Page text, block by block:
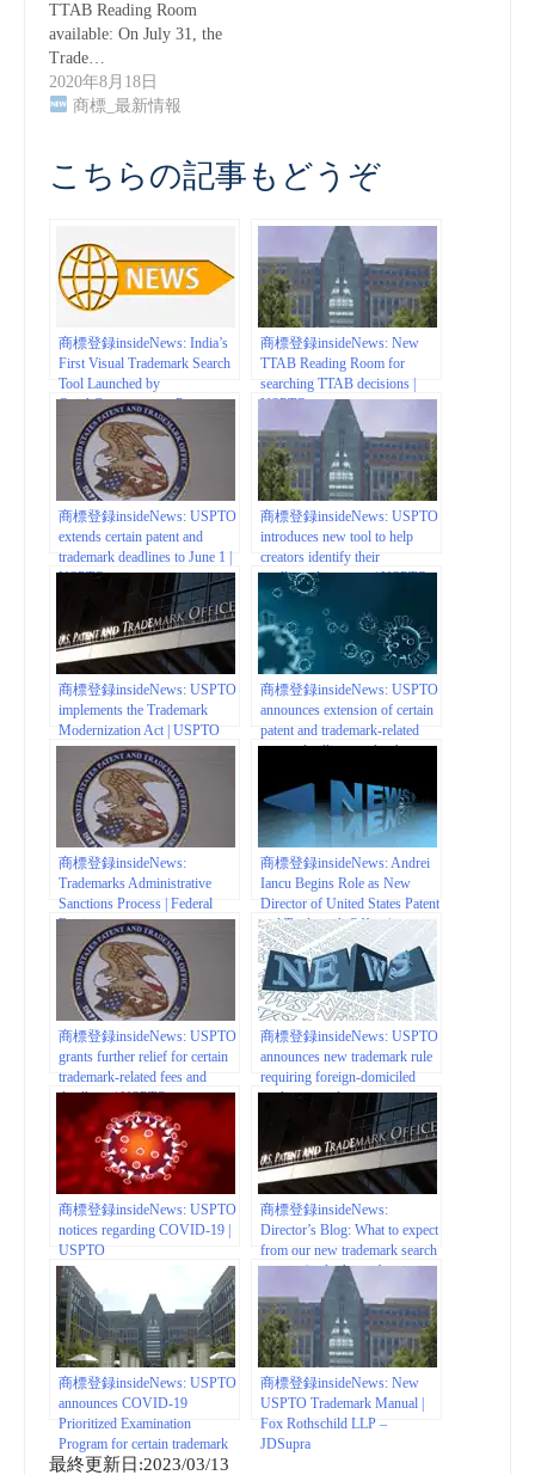
TTAB Reading Room
available: On July 31, the
Trade…
2020年8月18日
商標_最新情報
こちらの記事もどうぞ
商標登録insideNews: India’s
First Visual Trademark Search
Tool Launched by
QuickCompany.in – Press
Release – Digital Journal
商標登録insideNews: New
TTAB Reading Room for
searching TTAB decisions |
USPTO
商標登録insideNews: USPTO
extends certain patent and
trademark deadlines to June 1 |
USPTO
商標登録insideNews: USPTO
introduces new tool to help
creators identify their
intellectual property | USPTO
商標登録insideNews: USPTO
implements the Trademark
Modernization Act | USPTO
商標登録insideNews: USPTO
announces extension of certain
patent and trademark-related
timing deadlines under the
Economic Security Act |
USPTO
商標登録insideNews:
Trademarks Administrative
Sanctions Process | Federal
Register
商標登録insideNews: Andrei
Iancu Begins Role as New
Director of United States Patent
and Trademark Office |
USPTO
商標登録insideNews: USPTO
grants further relief for certain
trademark-related fees and
deadlines | USPTO
商標登録insideNews: USPTO
announces new trademark rule
requiring foreign-domiciled
applicants and registrants to
have a U.S.-licensed attorney |
商標登録insideNews: USPTO
notices regarding COVID-19 |
USPTO
商標登録insideNews:
Director’s Blog: What to expect
from our new trademark search
system (and why we’re
replacing TESS) | USPTO
商標登録insideNews: USPTO
announces COVID-19
Prioritized Examination
Program for certain trademark
and service mark applications |
商標登録insideNews: New
USPTO Trademark Manual |
Fox Rothschild LLP –
JDSupra
最終更新日:2023/03/13